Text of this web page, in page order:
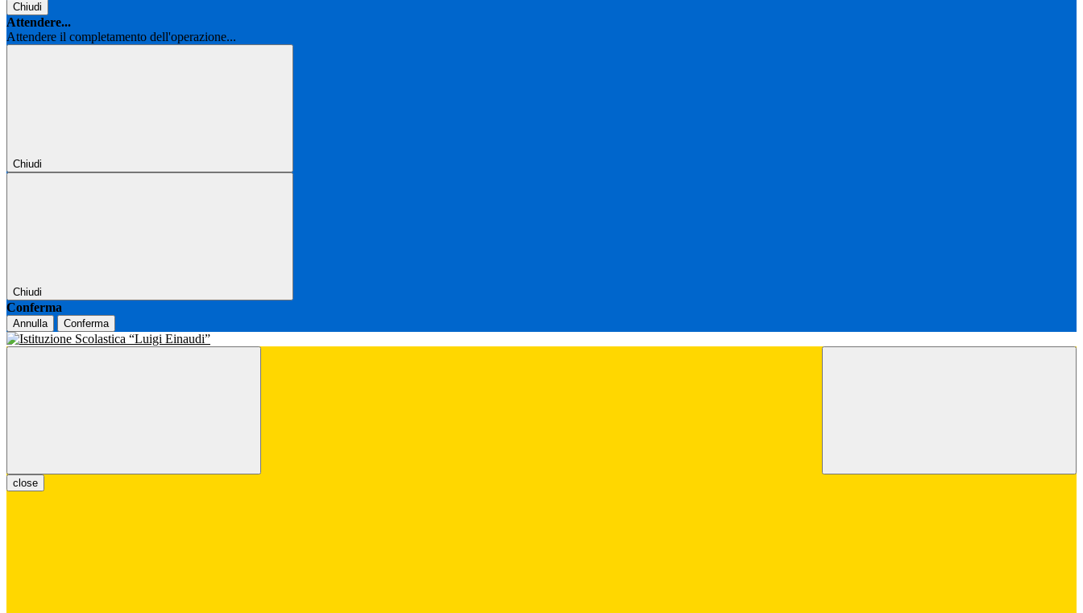
Chiudi
Attendere...
Attendere il completamento dell'operazione...
Chiudi
Chiudi
Conferma
Annulla Conferma
close